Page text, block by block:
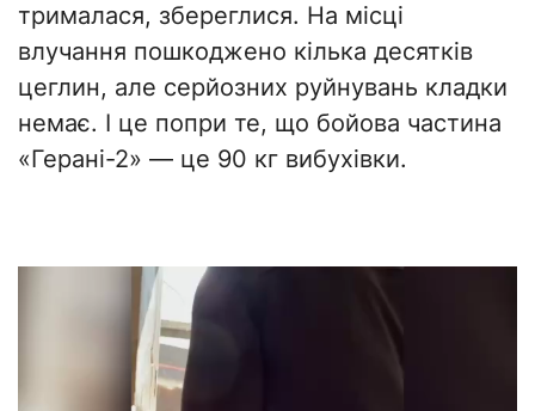
трималася, збереглися. На місці
влучання пошкоджено кілька десятків
цеглин, але серйозних руйнувань кладки
немає. І це попри те, що бойова частина
«Герані-2» — це 90 кг вибухівки.